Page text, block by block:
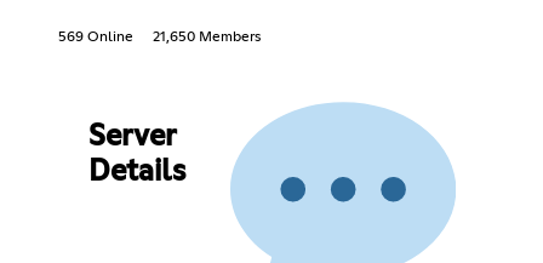
569 Online 21,650 Members
Server
Details